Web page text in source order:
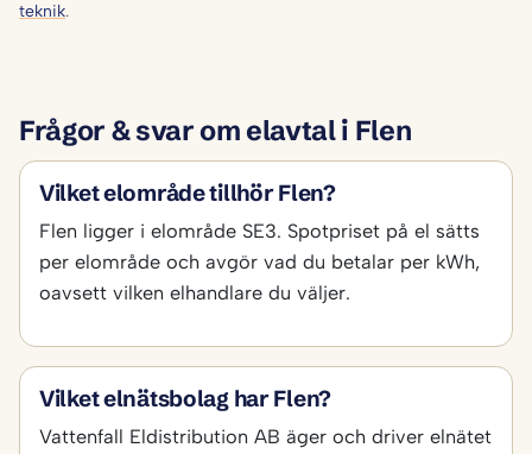
teknik.
Frågor & svar om elavtal i Flen
Vilket elområde tillhör Flen?
Flen ligger i elområde SE3. Spotpriset på el sätts
per elområde och avgör vad du betalar per kWh,
oavsett vilken elhandlare du väljer.
Vilket elnätsbolag har Flen?
Vattenfall Eldistribution AB äger och driver elnätet